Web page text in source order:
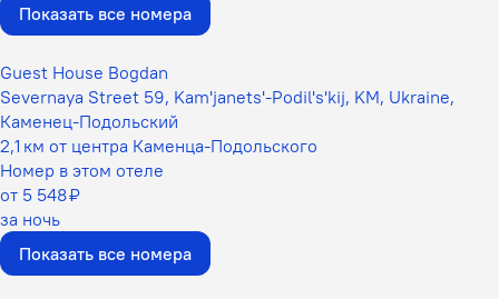
Показать все номера
Guest House Bogdan
Severnaya Street 59, Kam'janets'-Podіl's'kij, KM, Ukraine,
Каменец-Подольский
2,1 км от центра Каменца-Подольского
Номер в этом отеле
от 5 548 ₽
за ночь
Показать все номера